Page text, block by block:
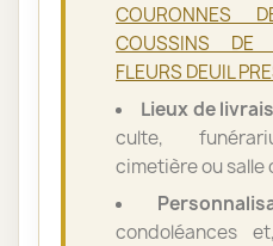
COURONNES
COUSSINS DE
FLEURS DEUIL
Lieux de
culte,
cimetière ou salle
condoléances